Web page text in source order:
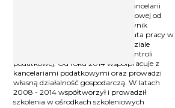
Ekspert podatkowy, Wspólnik w Kancelarii
KrafTax Sp. z o.o. W branży podatkowej od
1999 r. W latach 1999 - 2014 pracownik
organów podatkowych, w tym 4 lata pracy w
Izbie Skarbowej we Wrocławiu w dziale
podatku VAT oraz 11 lat pracy w kontroli
podatkowej. Od roku 2014 współpracuje z
kancelariami podatkowymi oraz prowadzi
własną działalność gospodarczą. W latach
2008 - 2014 współtworzył i prowadził
szkolenia w ośrodkach szkoleniowych